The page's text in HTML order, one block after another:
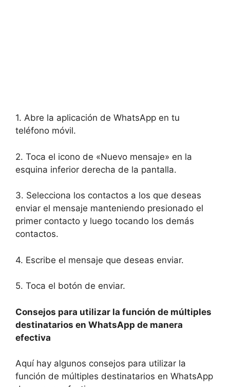
1. Abre la aplicación de WhatsApp en tu
teléfono móvil.
2. Toca el icono de «Nuevo mensaje» en la
esquina inferior derecha de la pantalla.
3. Selecciona los contactos a los que deseas
enviar el mensaje manteniendo presionado el
primer contacto y luego tocando los demás
contactos.
4. Escribe el mensaje que deseas enviar.
5. Toca el botón de enviar.
Consejos para utilizar la función de múltiples
destinatarios en WhatsApp de manera
efectiva
Aquí hay algunos consejos para utilizar la
función de múltiples destinatarios en WhatsApp